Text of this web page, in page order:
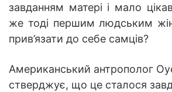
завданням матері і мало
же тоді першим людським
прив’язати до себе самців?
Американський антрополог
стверджує, що це сталося